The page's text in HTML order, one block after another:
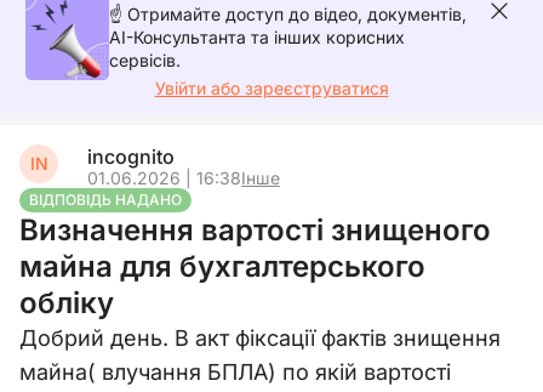
☝️ Отримайте доступ до відео, документів,
AI-Консультанта та інших корисних
сервісів.
Увійти або зареєструватися
IN incognito
01.06.2026 | 16:38Інше
ВІДПОВІДЬ НАДАНО
Визначення вартості знищеного
майна для бухгалтерського
обліку
Добрий день. В акт фіксації фактів знищення
майна( влучання БПЛА) по якій вартості